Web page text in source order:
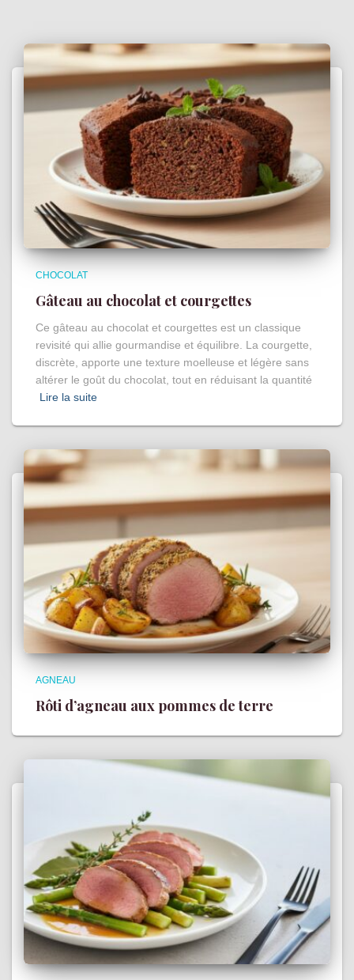
CHOCOLAT
Gâteau au chocolat et courgettes
Ce gâteau au chocolat et courgettes est un classique
revisité qui allie gourmandise et équilibre. La courgette,
discrète, apporte une texture moelleuse et légère sans
altérer le goût du chocolat, tout en réduisant la quantité
Lire la suite
AGNEAU
Rôti d’agneau aux pommes de terre